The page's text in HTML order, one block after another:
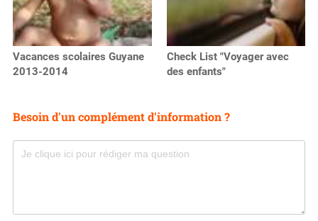
Vacances scolaires Guyane
2013-2014
Check List "Voyager avec
des enfants"
Besoin d'un complément d'information ?